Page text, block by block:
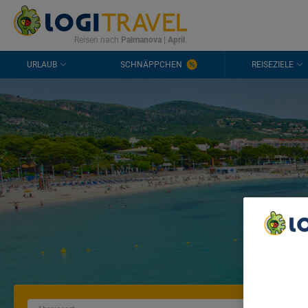
KONTAKT HÄUFIGE FRAGEN 0298 1909 3897
Reisen nach Palmanova| April .
URLAUB SCHNÄPPCHEN REISEZIELE